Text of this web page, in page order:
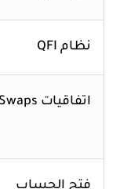
نظام QFI
اتفاقيات Swaps
فتح الحساب